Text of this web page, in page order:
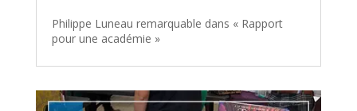
Philippe Luneau remarquable dans « Rapport
pour une académie »